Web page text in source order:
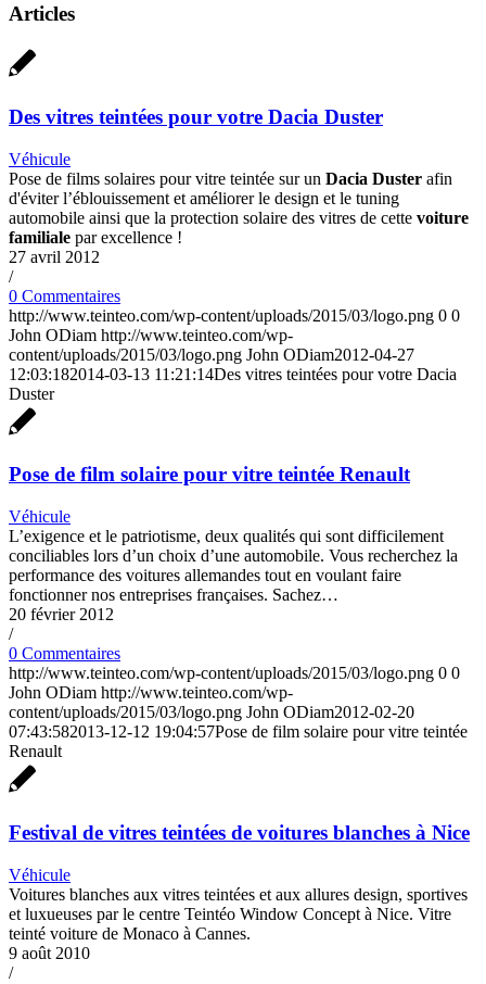
Articles
Des vitres teintées pour votre Dacia Duster
Véhicule
Pose de films solaires pour vitre teintée sur un Dacia Duster afin
d'éviter l’éblouissement et améliorer le design et le tuning
automobile ainsi que la protection solaire des vitres de cette voiture
familiale par excellence !
27 avril 2012
/
0 Commentaires
http://www.teinteo.com/wp-content/uploads/2015/03/logo.png 0 0
John ODiam http://www.teinteo.com/wp-
content/uploads/2015/03/logo.png John ODiam2012-04-27
12:03:182014-03-13 11:21:14Des vitres teintées pour votre Dacia
Duster
Pose de film solaire pour vitre teintée Renault
Véhicule
L’exigence et le patriotisme, deux qualités qui sont difficilement
conciliables lors d’un choix d’une automobile. Vous recherchez la
performance des voitures allemandes tout en voulant faire
fonctionner nos entreprises françaises. Sachez…
20 février 2012
/
0 Commentaires
http://www.teinteo.com/wp-content/uploads/2015/03/logo.png 0 0
John ODiam http://www.teinteo.com/wp-
content/uploads/2015/03/logo.png John ODiam2012-02-20
07:43:582013-12-12 19:04:57Pose de film solaire pour vitre teintée
Renault
Festival de vitres teintées de voitures blanches à Nice
Véhicule
Voitures blanches aux vitres teintées et aux allures design, sportives
et luxueuses par le centre Teintéo Window Concept à Nice. Vitre
teinté voiture de Monaco à Cannes.
9 août 2010
/